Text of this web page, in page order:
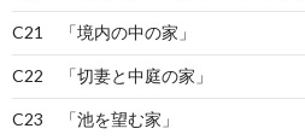
C21 「境内の中の家」
C22 「切妻と中庭の家」
C23 「池を望む家」